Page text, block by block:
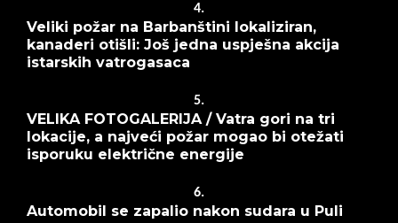
4.
Veliki požar na Barbanštini lokaliziran,
kanaderi otišli: Još jedna uspješna akcija
istarskih vatrogasaca
5.
VELIKA FOTOGALERIJA / Vatra gori na tri
lokacije, a najveći požar mogao bi otežati
isporuku električne energije
6.
Automobil se zapalio nakon sudara u Puli